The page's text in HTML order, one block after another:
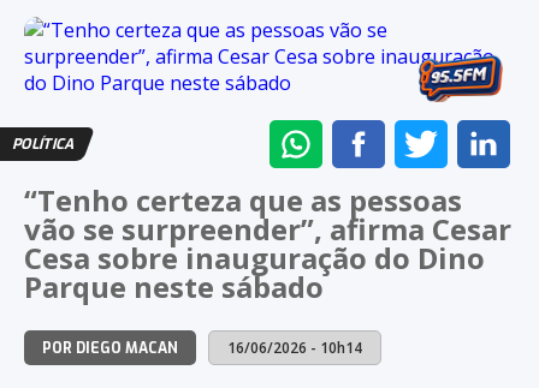
POLÍTICA
ENVIAR
NO
WHATSAPP
COMPARTILHAR
NO
FACEBOOK
NO
TWITTER
“Tenho certeza que as pessoas
vão se surpreender”, afirma Cesar
Cesa sobre inauguração do Dino
Parque neste sábado
POR DIEGO MACAN 16/06/2026 - 10h14